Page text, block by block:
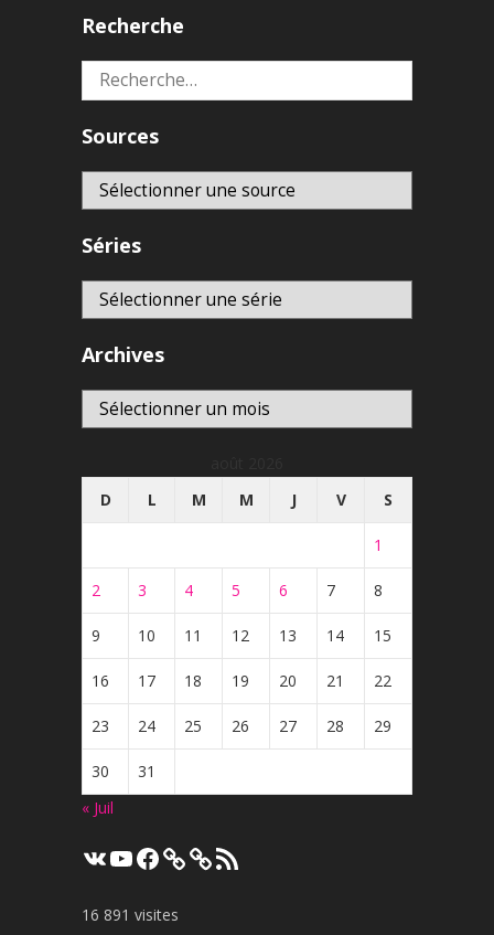
Recherche
Rechercher :
Sources
Séries
Archives
Archives
D
L M M J V S
1
2 3 4 5 6 7 8
9 10 11 12 13 14 15
16 17 18 19 20 21 22
23 24 25 26 27 28 29
30
31
« Juil
VK YouTube
Facebook Flux
RSS
16 891 visites